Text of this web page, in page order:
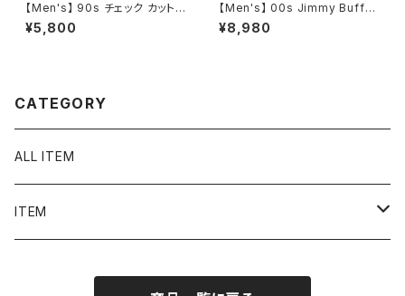
【Men's】 90s チェック カットオ
フ フランネル ノースリーブ シャ
ツ / 90年代 ベスト 古着 ネルシ
¥5,800
【Men's】 00s Jimmy Buffet
t タイダイ ツアー Tシャツ / ティ
ーシャツ T-Shirt バンド ロック
¥8,980
CATEGORY
ALL ITEM
ITEM